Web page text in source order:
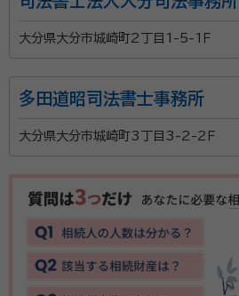
大分県大分市城崎町2丁目1-5-1Ｆ
多田道昭司法書士事務所
大分県大分市城崎町3丁目3-2-2Ｆ